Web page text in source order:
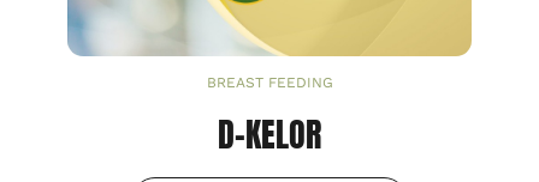
BREAST FEEDING
D-KELOR